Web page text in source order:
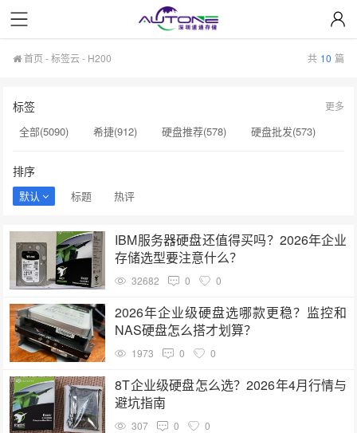
首页 -标签云- H200 共 10 篇
标签
全部(5090) 希捷(912) 硬盘推荐(578)
硬盘批发(573)
硬盘采购(474)
希捷硬盘(471)
硬盘批发价格(149)
固态硬盘(147)
硬盘真伪验证(147)
sata硬盘(146)
固态硬盘推荐(146)
H100芯片(144)
希捷代理商(144)
nas硬盘(143) 硬盘维修(143)
更多
排序
默认 标题 热评
IBM服务器硬盘还值得买吗？2026年企业
存储选型要注意什么？
32682 0 0
2026年企业级硬盘选哪款更稳？监控和
NAS硬盘怎么搭才划算？
1973 0 0
8T企业级硬盘怎么选？2026年4月行情与
避坑指南
307 0 0